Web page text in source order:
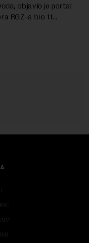
objavio je portal
RGZ-a bio 11